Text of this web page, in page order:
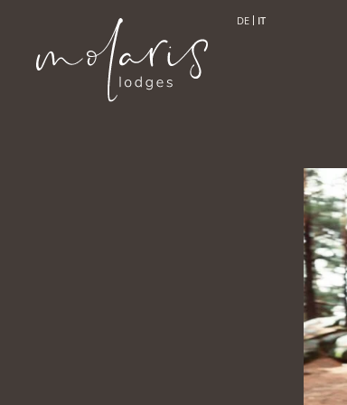
DE IT